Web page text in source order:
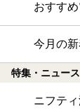
おすす
今月の
特集・ニュース
ニフテ